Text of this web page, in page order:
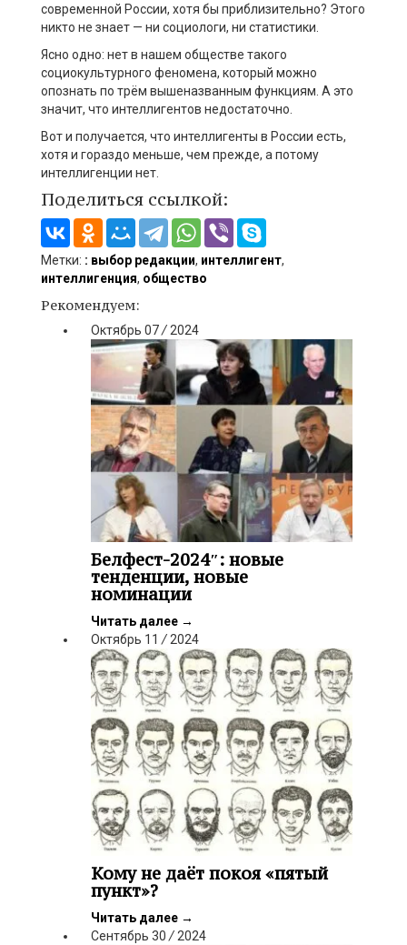
современной России, хотя бы приблизительно? Этого
никто не знает — ни социологи, ни статистики.
Ясно одно: нет в нашем обществе такого
социокультурного феномена, который можно
опознать по трём вышеназванным функциям. А это
значит, что интеллигентов недостаточно.
Вот и получается, что интеллигенты в России есть,
хотя и гораздо меньше, чем прежде, а потому
интеллигенции нет.
Поделиться ссылкой:
Метки: : выбор редакции, интеллигент,
интеллигенция, общество
Рекомендуем:
Октябрь 07/ 2024
Белфест-2024″: новые
тенденции, новые
номинации
Читать далее →
Октябрь 11 / 2024
Кому не даёт покоя «пятый
пункт»?
Читать далее →
Сентябрь 30 / 2024